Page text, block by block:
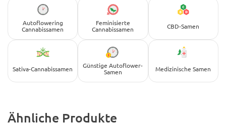
Autoflowering
Cannabissamen
Feminisierte
Cannabissamen
CBD-Samen
Sativa-Cannabissamen
Günstige Autoflower-
Samen
Medizinische Samen
Ähnliche Produkte